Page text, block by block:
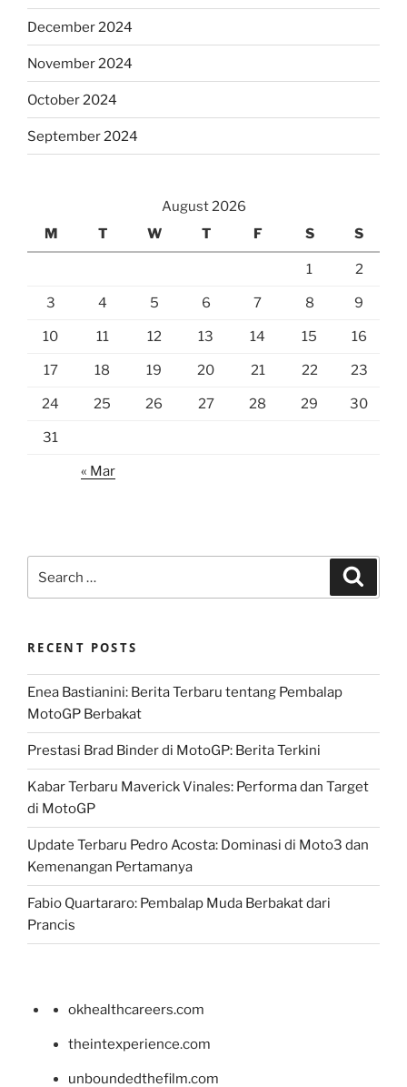
December 2024
November 2024
October 2024
September 2024
August 2026
M
T W T F S S
1 2
3 4 5 6 7 8 9
10 11 12 13 14 15 16
17 18 19 20 21 22 23
24 25 26 27 28 29 30
31
« Mar
for:
RECENT POSTS
Enea Bastianini: Berita Terbaru tentang Pembalap
MotoGP Berbakat
Prestasi Brad Binder di MotoGP: Berita Terkini
Kabar Terbaru Maverick Vinales: Performa dan Target
di MotoGP
Update Terbaru Pedro Acosta: Dominasi di Moto3 dan
Kemenangan Pertamanya
Fabio Quartararo: Pembalap Muda Berbakat dari
Prancis
okhealthcareers.com
theintexperience.com
unboundedthefilm.com